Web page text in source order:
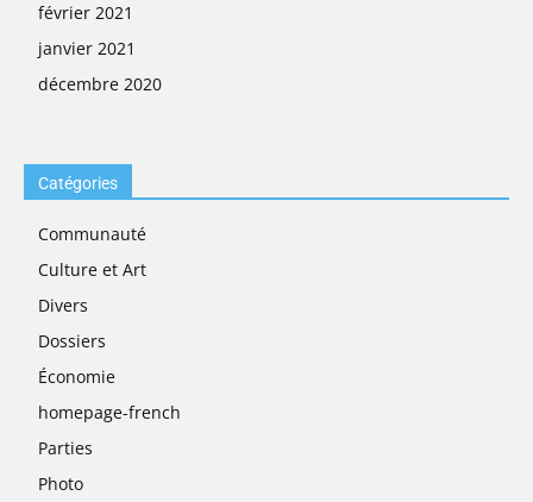
février 2021
janvier 2021
décembre 2020
Catégories
Communauté
Culture et Art
Divers
Dossiers
Économie
homepage-french
Parties
Photo